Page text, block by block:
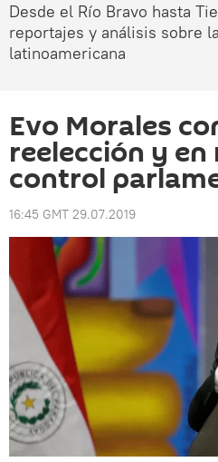
Desde el Río Bravo hasta
reportajes y análisis sobre
latinoamericana
Evo Morales
reelección y
control
16:45 GMT 29.07.2019